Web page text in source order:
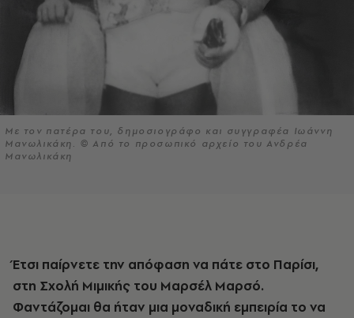
Με τον πατέρα του, δημοσιογράφο και συγγραφέα Ιωάννη
Μανωλικάκη. © Από το προσωπικό αρχείο του Ανδρέα
Μανωλικάκη
Έτσι παίρνετε την απόφαση να πάτε στο Παρίσι,
στη Σχολή Μιμικής του Μαρσέλ Μαρσό.
Φαντάζομαι θα ήταν μια μοναδική εμπειρία το να